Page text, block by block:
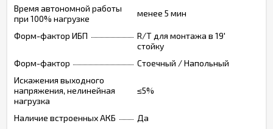
Время автономной работы
при 100% нагрузке
менее 5 мин
Форм-фактор ИБП
R/T для монтажа в 19'
стойку
Форм-фактор
Стоечный / Напольный
Искажения выходного
напряжения, нелинейная
нагрузка
≤5%
Наличие встроенных АКБ
Да